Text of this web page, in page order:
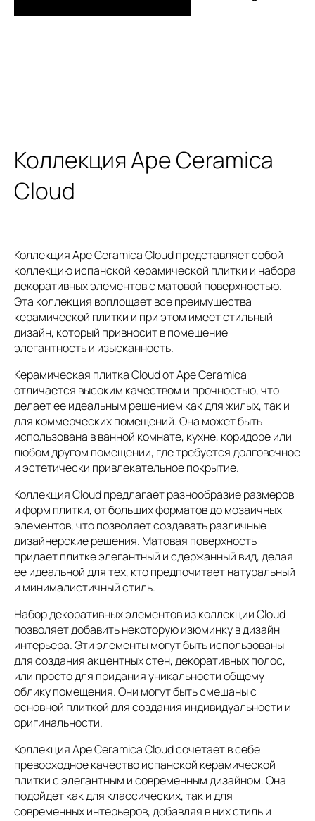
Коллекция Ape Ceramica
Cloud
Коллекция Ape Ceramica Cloud представляет собой
коллекцию испанской керамической плитки и набора
декоративных элементов с матовой поверхностью.
Эта коллекция воплощает все преимущества
керамической плитки и при этом имеет стильный
дизайн, который привносит в помещение
элегантность и изысканность.
Керамическая плитка Cloud от Ape Ceramica
отличается высоким качеством и прочностью, что
делает ее идеальным решением как для жилых, так и
для коммерческих помещений. Она может быть
использована в ванной комнате, кухне, коридоре или
любом другом помещении, где требуется долговечное
и эстетически привлекательное покрытие.
Коллекция Cloud предлагает разнообразие размеров
и форм плитки, от больших форматов до мозаичных
элементов, что позволяет создавать различные
дизайнерские решения. Матовая поверхность
придает плитке элегантный и сдержанный вид, делая
ее идеальной для тех, кто предпочитает натуральный
и минималистичный стиль.
Набор декоративных элементов из коллекции Cloud
позволяет добавить некоторую изюминку в дизайн
интерьера. Эти элементы могут быть использованы
для создания акцентных стен, декоративных полос,
или просто для придания уникальности общему
облику помещения. Они могут быть смешаны с
основной плиткой для создания индивидуальности и
оригинальности.
Коллекция Ape Ceramica Cloud сочетает в себе
превосходное качество испанской керамической
плитки с элегантным и современным дизайном. Она
подойдет как для классических, так и для
современных интерьеров, добавляя в них стиль и